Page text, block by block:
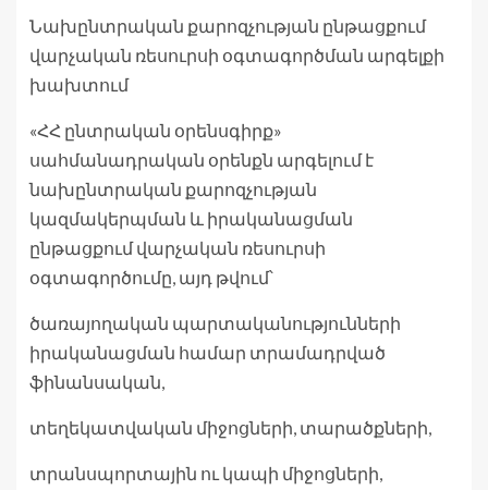
Նախընտրական քարոզչության ընթացքում
վարչական ռեսուրսի օգտագործման արգելքի
խախտում
«ՀՀ ընտրական օրենսգիրք»
սահմանադրական օրենքն արգելում է
նախընտրական քարոզչության
կազմակերպման և իրականացման
ընթացքում վարչական ռեսուրսի
օգտագործումը, այդ թվում՝
ծառայողական պարտականությունների
իրականացման համար տրամադրված
ֆինանսական,
տեղեկատվական միջոցների, տարածքների,
տրանսպորտային ու կապի միջոցների,